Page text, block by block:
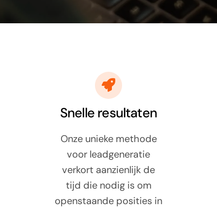
Snelle resultaten
Onze unieke methode
voor leadgeneratie
verkort aanzienlijk de
tijd die nodig is om
openstaande posities in